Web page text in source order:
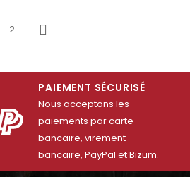
2
Suivant
PAIEMENT SÉCURISÉ
Nous acceptons les
paiements par carte
bancaire, virement
bancaire, PayPal et Bizum.